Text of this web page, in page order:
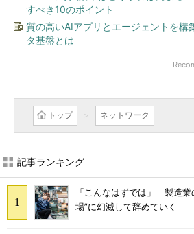
すべき10のポイント
質の高いAIアプリとエージェントを構
タ基盤とは
トップ ネットワーク
記事ランキング
「こんなはずでは」 製造業
場”に幻滅して辞めていく